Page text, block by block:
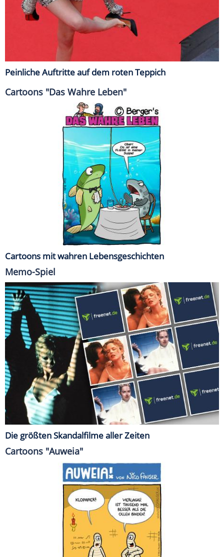
Peinliche Auftritte auf dem roten Teppich
Cartoons "Das Wahre Leben"
Cartoons mit wahren Lebensgeschichten
Memo-Spiel
Die größten Skandalfilme aller Zeiten
Cartoons "Auweia"